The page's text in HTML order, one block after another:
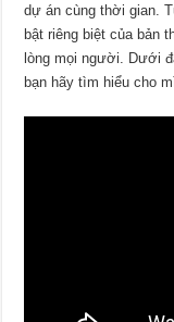
dự án cùng thời gian.
bật riêng biệt của bản
lòng mọi người. Dưới
bạn hãy tìm hiểu cho